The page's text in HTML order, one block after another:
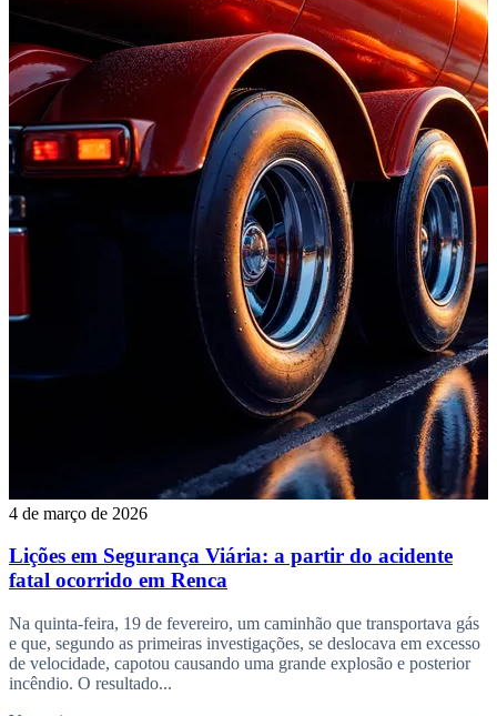
4 de março de 2026
Lições em Segurança Viária: a partir do acidente
fatal ocorrido em Renca
Na quinta-feira, 19 de fevereiro, um caminhão que transportava gás
e que, segundo as primeiras investigações, se deslocava em excesso
de velocidade, capotou causando uma grande explosão e posterior
incêndio. O resultado...